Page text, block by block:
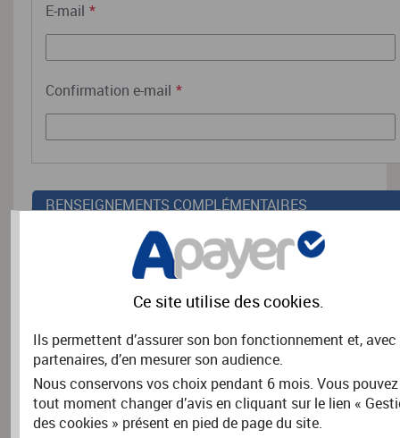
E-mail *
Confirmation e-mail *
RENSEIGNEMENTS COMPLÉMENTAIRES
Précisez les coordonnées de l'adhérent.
Prénom *
Ce site utilise descookies.
Ils permettent d’assurer son bon fonctionnement et,
partenaires, d’en mesurer son audience.
Nous conservons vos choix pendant 6 mois. Vous
tout moment changer d’avis en cliquant sur le lien «
des cookies » présent en pied de page du site.